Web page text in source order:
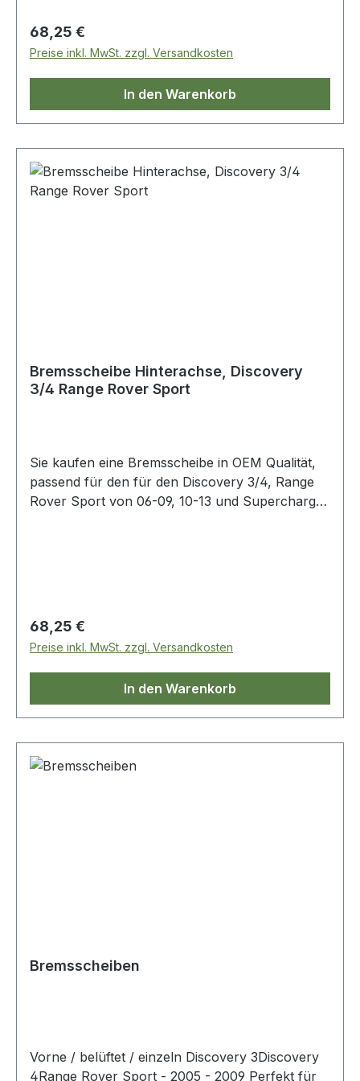
Regulärer Preis:
68,25 €
Preise inkl. MwSt. zzgl. Versandkosten
In den Warenkorb
Bremsscheibe Hinterachse, Discovery
3/4 Range Rover Sport
Sie kaufen eine Bremsscheibe in OEM Qualität,
passend für den für den Discovery 3/4, Range
Rover Sport von 06-09, 10-13 und Supercharged
Regulärer Preis:
68,25 €
Preise inkl. MwSt. zzgl. Versandkosten
In den Warenkorb
Bremsscheiben
Vorne / belüftet / einzeln Discovery 3Discovery
4Range Rover Sport - 2005 - 2009 Perfekt für